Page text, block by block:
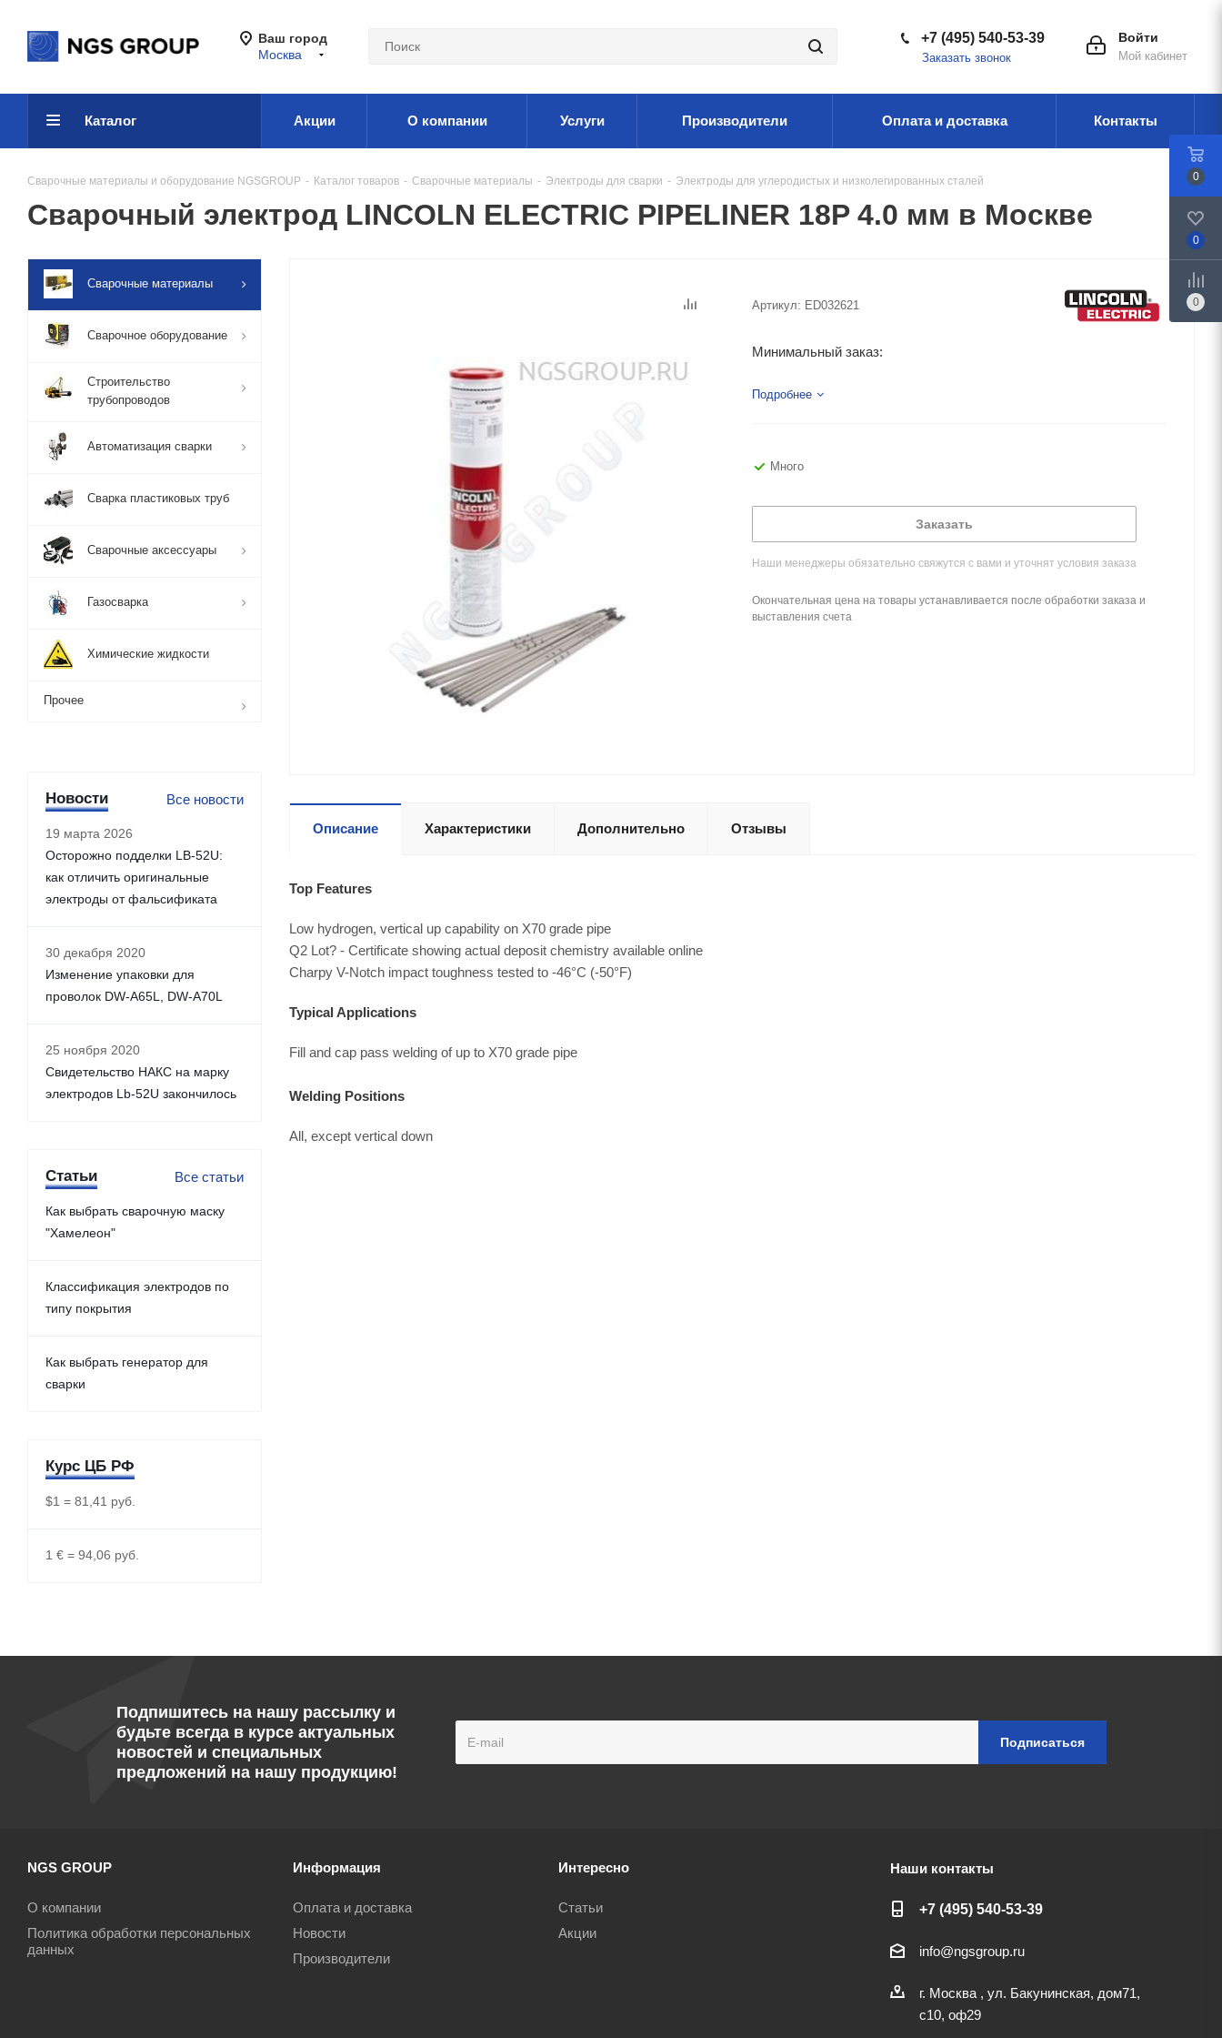
Ваш город
Москва
Войти
Мой кабинет
+7 (495) 540-53-39
Заказать звонок
Каталог Акции О компании Услуги Производители Оплата и доставка Контакты
Сварочные материалы и оборудование NGSGROUP - Каталог товаров - Сварочные материалы - Электроды для сварки - Электроды для углеродистых и низколегированных сталей
Сварочный электрод LINCOLN ELECTRIC PIPELINER 18P 4.0 мм в Москве
Артикул: ED032621
Минимальный заказ:
Подробнее
Много
Заказать
Наши менеджеры обязательно свяжутся с вами и уточнят условия заказа
Окончательная цена на товары устанавливается после обработки заказа и
выставления счета
Описание Характеристики Дополнительно Отзывы
Top Features
Low hydrogen, vertical up capability on X70 grade pipe
Q2 Lot? - Certificate showing actual deposit chemistry available online
Charpy V-Notch impact toughness tested to -46°C (-50°F)
Typical Applications
Fill and cap pass welding of up to X70 grade pipe
Welding Positions
All, except vertical down
Сварочные материалы
Сварочное оборудование
Строительство
трубопроводов
Автоматизация сварки
Сварка пластиковых труб
Сварочные аксессуары
Газосварка
Химические жидкости
Прочее
Новости Все новости
19 марта 2026
Осторожно подделки LB-52U:
как отличить оригинальные
электроды от фальсификата
30 декабря 2020
Изменение упаковки для
проволок DW-A65L, DW-A70L
25 ноября 2020
Свидетельство НАКС на марку
электродов Lb-52U закончилось
Статьи Все статьи
Как выбрать сварочную маску
"Хамелеон"
Классификация электродов по
типу покрытия
Как выбрать генератор для
сварки
Курс ЦБ РФ
$1 = 81,41 руб.
1 € = 94,06 руб.
Подпишитесь на нашу рассылку и
будьте всегда в курсе актуальных
новостей и специальных
предложений на нашу продукцию!
NGS GROUP
О компании
Политика обработки персональных
данных
Информация
Оплата и доставка
Новости
Производители
Интересно
Статьи
Акции
Наши контакты
+7 (495) 540-53-39
info@ngsgroup.ru
г. Москва , ул. Бакунинская, дом71,
с10, оф29
0
0
0